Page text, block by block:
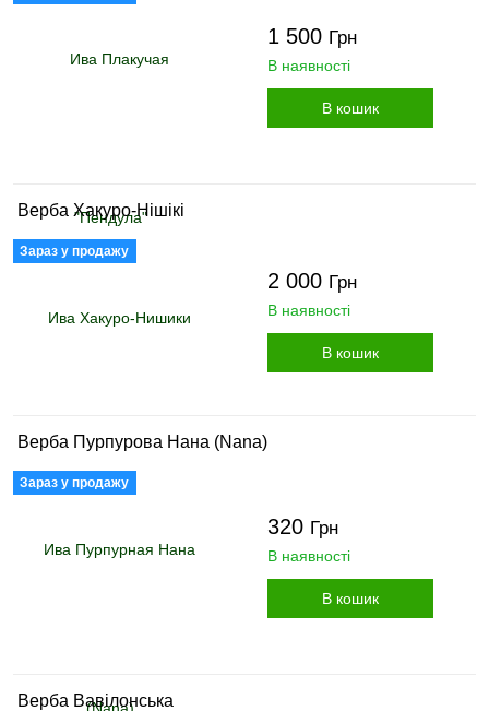
1 500 Грн
В наявності
В кошик
Верба Хакуро-Нішікі
Зараз у продажу
2 000 Грн
В наявності
В кошик
Верба Пурпурова Нана (Nana)
Зараз у продажу
320 Грн
В наявності
В кошик
Верба Вавілонська